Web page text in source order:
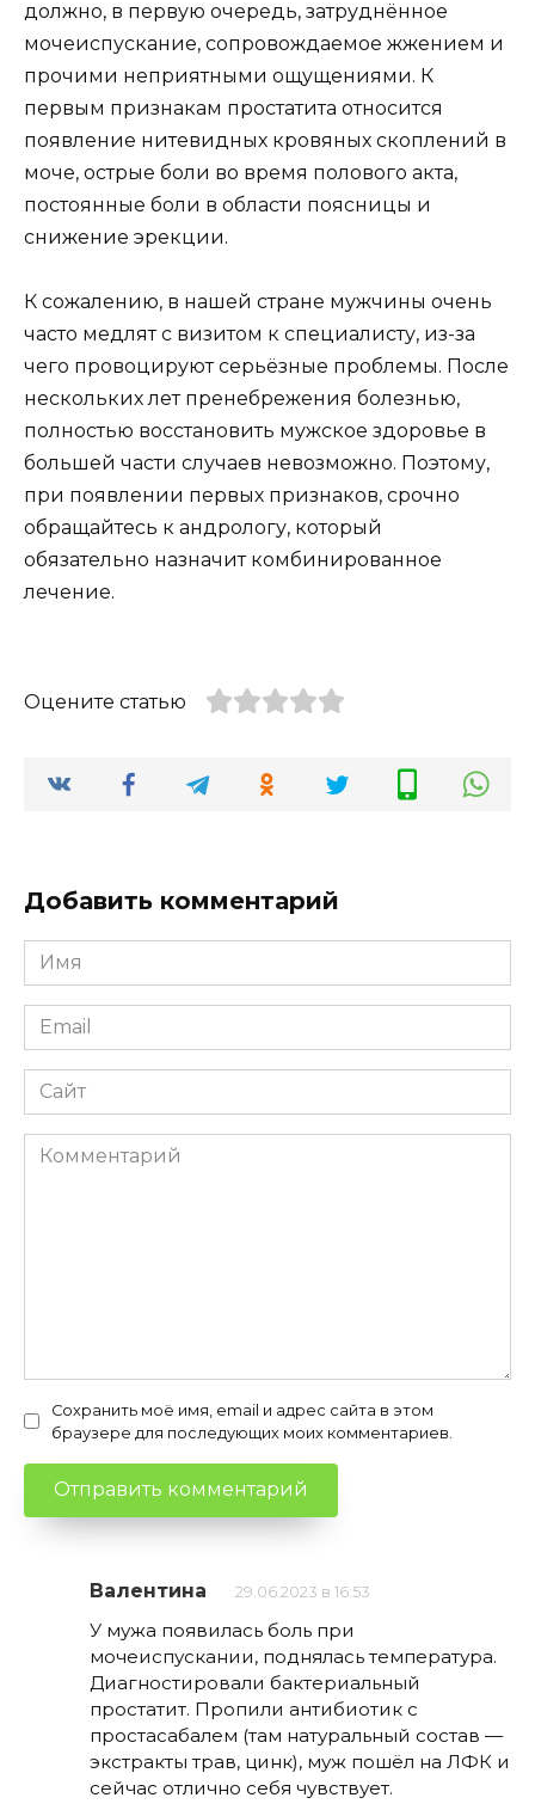
должно, в первую очередь, затруднённое
мочеиспускание, сопровождаемое жжением и
прочими неприятными ощущениями. К
первым признакам простатита относится
появление нитевидных кровяных скоплений в
моче, острые боли во время полового акта,
постоянные боли в области поясницы и
снижение эрекции.
К сожалению, в нашей стране мужчины очень
часто медлят с визитом к специалисту, из-за
чего провоцируют серьёзные проблемы. После
нескольких лет пренебрежения болезнью,
полностью восстановить мужское здоровье в
большей части случаев невозможно. Поэтому,
при появлении первых признаков, срочно
обращайтесь к андрологу, который
обязательно назначит комбинированное
лечение.
Оцените статью
Добавить комментарий
Имя
*
Email
*
Сайт
Комментарий
Сохранить моё имя, email и адрес сайта в этом
браузере для последующих моих комментариев.
Валентина 29.06.2023 в 16:53
У мужа появилась боль при
мочеиспускании, поднялась температура.
Диагностировали бактериальный
простатит. Пропили антибиотик с
простасабалем (там натуральный состав —
экстракты трав, цинк), муж пошёл на ЛФК и
сейчас отлично себя чувствует.